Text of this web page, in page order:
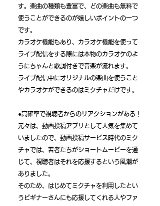
す。楽曲の種類も豊富で、どの楽曲も無料で
使うことができるのが嬉しいポイントの一つ
です。
カラオケ機能もあり、カラオケ機能を使って
ライブ配信をする際には本物のカラオケのよ
うにちゃんと歌詞付きで音楽が流れます。
​ライブ配信中にオリジナルの楽曲を使うこと
やカラオケができるのはミクチャだけです。
●高確率で視聴者からのリアクションがある！
元々は、動画投稿アプリとして人気を集めて
いましたので、動画投稿サービス時代のミク
チャでは、若者たちがショートムービーを通
じて、視聴者はそれを応援するという風潮が
ありました。
​そのため、はじめてミクチャを利用したとい
うビギナーさんにも応援してくれる人やファ